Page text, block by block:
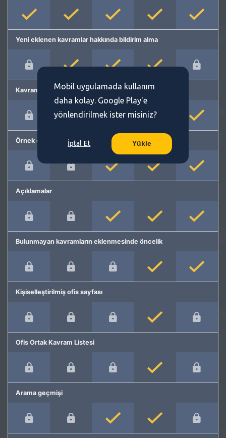
Yeni eklenen kavramlar hakkında bildirim alma
Kavram önerme
Örnek cümleler
Açıklamalar
Bulunmayan kavramların eklenmesinde öncelik
Kişiselleştirilmiş ofis sayfası
Ofis Ortak Kavram Listesi
Arama geçmişi
Mobil uygulamada kullanım
daha kolay. Google Play'e
yönlendirilmek ister misiniz?
İptal Et Yükle